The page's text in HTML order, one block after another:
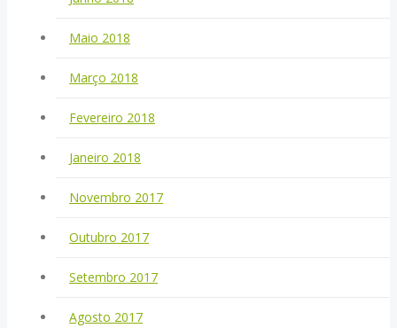
Maio 2018
Março 2018
Fevereiro 2018
Janeiro 2018
Novembro 2017
Outubro 2017
Setembro 2017
Agosto 2017